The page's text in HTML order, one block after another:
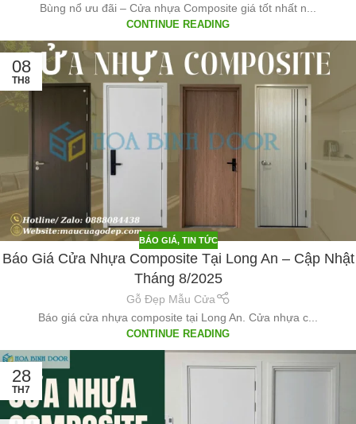
Bùng nổ ưu đãi – Cửa nhựa Composite giá tốt nhất n...
CONTINUE READING
08
TH8
BÁO GIÁ, TIN TỨC
Báo Giá Cửa Nhựa Composite Tại Long An – Cập Nhật
Tháng 8/2025
Gỗ Đẹp Mẫu Cửa
Báo giá cửa nhựa composite tại Long An. Cửa nhựa c...
CONTINUE READING
28
TH7